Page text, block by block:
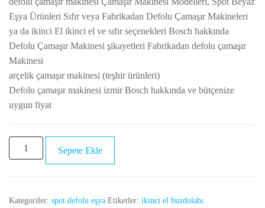
₺12,500.00.fiyat:
₺12,000.00.
Eşya Ürünleri Sıfır veya Fabrikadan Defolu Çamaşır Makineleri
ya da ikinci El ikinci el ve sıfır seçenekleri Bosch hakkında
Defolu Çamaşır Makinesi şikayetleri Fabrikadan defolu çamaşır
Makinesi
arçelik çamaşır makinesi (teşhir ürünleri)
Defolu çamaşır makinesi izmir Bosch hakkında ve bütçenize
uygun fiyat
Defolu
çamaşır
hakkında
Sepete Ekle
Kategoriler: spot defolu eşya Etiketler: ikinci el buzdolabı